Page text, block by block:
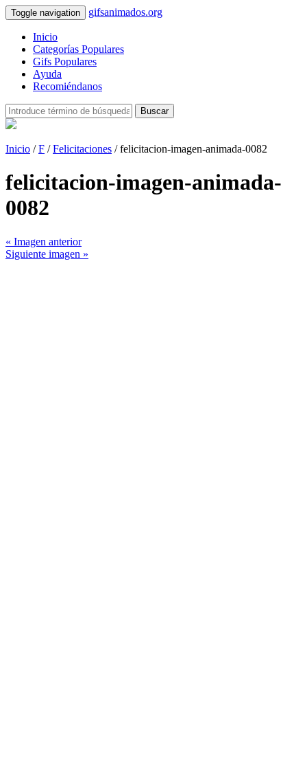
Toggle navigation gifsanimados.org
Inicio
Categorías Populares
Gifs Populares
Ayuda
Recomiéndanos
Buscar
Inicio /F /Felicitaciones / felicitacion-imagen-animada-0082
felicitacion-imagen-animada-
0082
« Imagen anterior
Siguiente imagen »